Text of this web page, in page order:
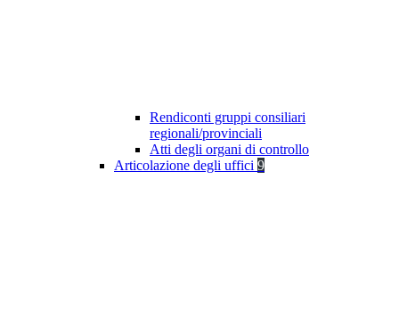
Rendiconti gruppi consiliari
regionali/provinciali
Atti degli organi di controllo
Articolazione degli uffici 9